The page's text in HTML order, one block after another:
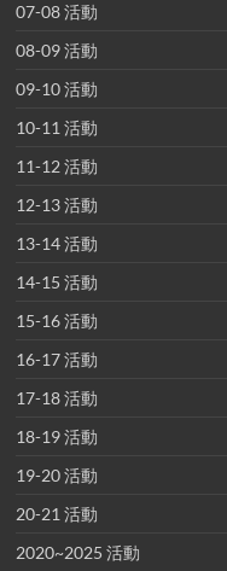
07-08 活動
08-09 活動
09-10 活動
10-11 活動
11-12 活動
12-13 活動
13-14 活動
14-15 活動
15-16 活動
16-17 活動
17-18 活動
18-19 活動
19-20 活動
20-21 活動
2020~2025 活動